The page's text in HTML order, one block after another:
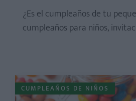
¿Es el cumpleaños de tu
cumpleaños para niños,
CUMPLEAÑOS DE NIÑOS